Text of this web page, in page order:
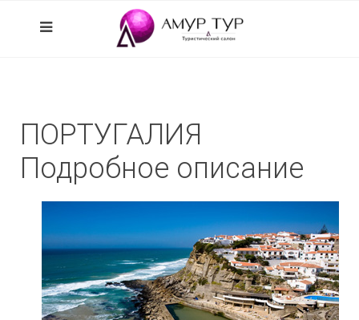
ПОРТУГАЛИЯ
Подробное описание